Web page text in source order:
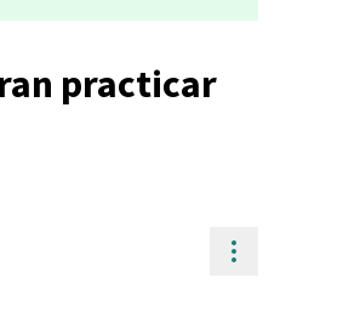
practicar
Controls